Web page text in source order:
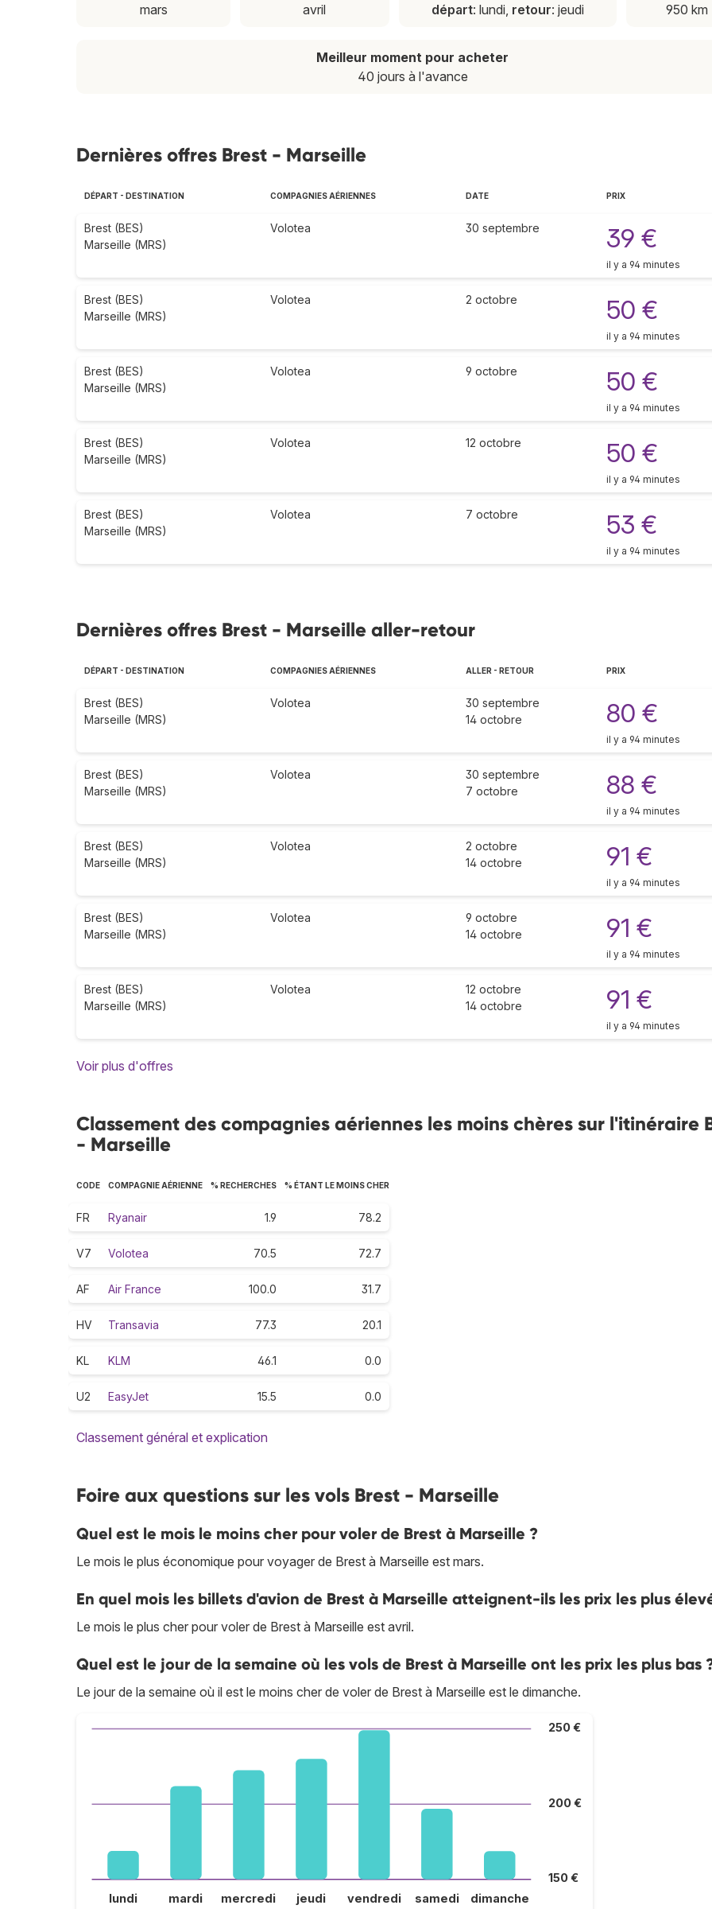
mars
avril
départ: lundi, retour: jeudi
950 km
Meilleur moment pour acheter
40 jours à l'avance
Dernières offres Brest - Marseille
DÉPART - DESTINATION COMPAGNIES AÉRIENNES DATE PRIX
Brest (BES)
Marseille (MRS)
Volotea 30 septembre 39 €
il y a 94 minutes
Brest (BES)
Marseille (MRS)
Volotea 2 octobre 50 €
il y a 94 minutes
Brest (BES)
Marseille (MRS)
Volotea 9 octobre 50 €
il y a 94 minutes
Brest (BES)
Marseille (MRS)
Volotea 12 octobre 50 €
il y a 94 minutes
Brest (BES)
Marseille (MRS)
Volotea 7 octobre 53 €
il y a 94 minutes
Dernières offres Brest - Marseille aller-retour
DÉPART - DESTINATION COMPAGNIES AÉRIENNES ALLER - RETOUR PRIX
Brest (BES)
Marseille (MRS)
Volotea
30 septembre
14 octobre
80 €
il y a 94 minutes
Brest (BES)
Marseille (MRS)
Volotea
30 septembre
7 octobre
88 €
il y a 94 minutes
Brest (BES)
Marseille (MRS)
Volotea
2 octobre
14 octobre
91 €
il y a 94 minutes
Brest (BES)
Marseille (MRS)
Volotea
9 octobre
14 octobre
91 €
il y a 94 minutes
Brest (BES)
Marseille (MRS)
Volotea
12 octobre
14 octobre
91 €
il y a 94 minutes
Voir plus d'offres
Classement des compagnies aériennes les moins chères sur l'itinéraire
- Marseille
CODE COMPAGNIE AÉRIENNE % RECHERCHES % ÉTANT LE MOINS CHER
FR Ryanair 1.9 78.2
V7 Volotea 70.5 72.7
AF Air France 100.0 31.7
HV Transavia 77.3 20.1
KL KLM 46.1 0.0
U2 EasyJet 15.5 0.0
Classement général et explication
Foire aux questions sur les vols Brest - Marseille
Quel est le mois le moins cher pour voler de Brest à Marseille ?
Le mois le plus économique pour voyager de Brest à Marseille est mars.
En quel mois les billets d'avion de Brest à Marseille atteignent-ils les prix les plus
Le mois le plus cher pour voler de Brest à Marseille est avril.
Quel est le jour de la semaine où les vols de Brest à Marseille ont les prix les plus bas
Le jour de la semaine où il est le moins cher de voler de Brest à Marseille est le dimanche.
150 €
200 €
250 €
lundi mardi mercredi jeudi vendredi samedi dimanche